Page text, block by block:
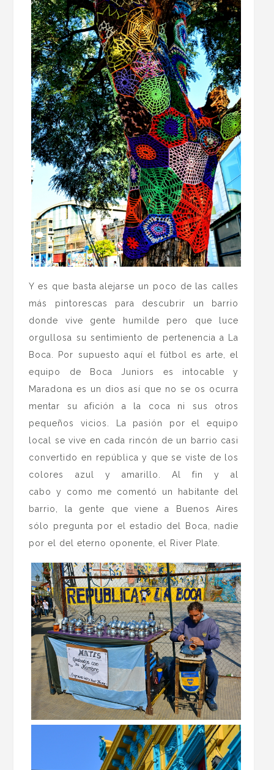
Y es que basta alejarse un poco de las calles
más pintorescas para descubrir un barrio
donde vive gente humilde pero que luce
orgullosa su sentimiento de pertenencia a La
Boca. Por supuesto aquí el fútbol es arte, el
equipo de Boca Juniors es intocable y
Maradona es un dios así que no se os ocurra
mentar su afición a la coca ni sus otros
pequeños vicios. La pasión por el equipo
local se vive en cada rincón de un barrio casi
convertido en república y que se viste de los
colores azul y amarillo. Al fin y al
cabo y como me comentó un habitante del
barrio, la gente que viene a Buenos Aires
sólo pregunta por el estadio del Boca, nadie
por el del eterno oponente, el River Plate.